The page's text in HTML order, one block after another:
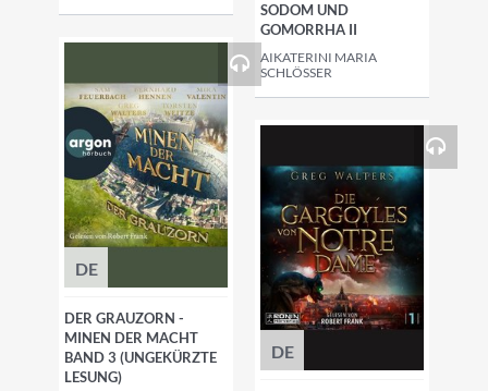
SODOM UND
GOMORRHA II
AIKATERINI MARIA
SCHLÖSSER
DE
DER GRAUZORN -
MINEN DER MACHT
BAND 3 (UNGEKÜRZTE
LESUNG)
DE